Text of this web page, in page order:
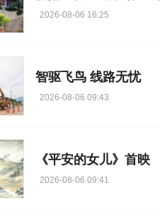
2026-08-06 16:25
智驱飞鸟 线路无忧
2026-08-06 09:43
《平安的女儿》首映
2026-08-06 09:41